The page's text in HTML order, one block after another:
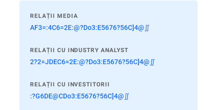
RELAȚII MEDIA
AF3=:4C6=2E:@?Do3:E5676?56C]4@∬
RELAȚII CU INDUSTRY ANALYST
2?2=JDEC6=2E:@?Do3:E5676?56C]4@∬
RELAȚII CU INVESTITORII
:?G6DE@CDo3:E5676?56C]4@∬